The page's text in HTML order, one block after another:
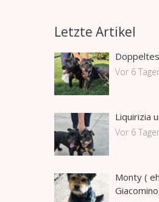
Letzte Artikel
Vor 6
Liquirizia
Vor 6
Monty (